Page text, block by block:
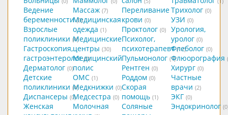
Ведение
беременности (0)
Взрослые
поликлиники (4)
Гастроскопия,
гастроэнтеролог (0)
Дерматолог (0)
Детские
поликлиники (4)
Диспансеры (0)
Женская
Массаж (7)
Медицинская
одежда (1)
Медицинские
центры (30)
Медицинский
полис
ОМС (1)
Медкнижки (0)
Медсестра (0)
Молочная
Переливание
крови (0)
Проктолог (0)
Психолог,
психотерапевт (12)
Пульмонолог (1)
Рентген (0)
Роддом (0)
Скорая
помощь (1)
Соляные
Трихолог (0)
УЗИ (0)
Урология,
уролог (0)
Флеболог (0)
Флюорография
Хирург (0)
Частные
врачи (2)
ЭКГ (0)
Эндокринолог